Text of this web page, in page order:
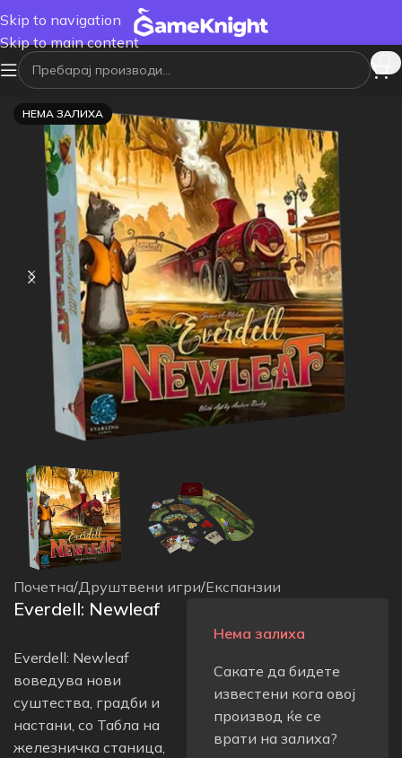
Skip to navigation
Skip to main content
НЕМА ЗАЛИХА
Почетна/Друштвени игри/Експанзии
Everdell: Newleaf
Everdell: Newleaf
воведува нови
суштества, градби и
настани, со Табла на
железничка станица,
Нема залиха
Сакате да бидете
известени кога овој
производ ќе се
врати на залиха?